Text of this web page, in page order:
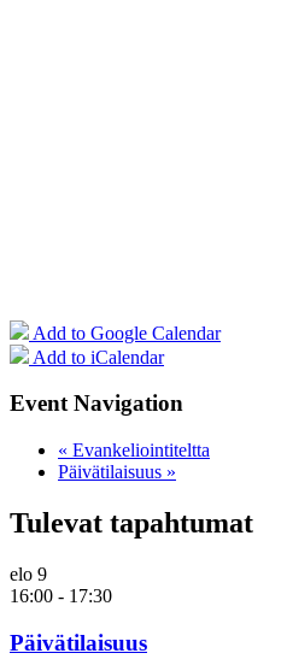
Add to Google Calendar
Add to iCalendar
Event Navigation
« Evankeliointiteltta
Päivätilaisuus »
Tulevat tapahtumat
elo 9
16:00 - 17:30
Päivätilaisuus